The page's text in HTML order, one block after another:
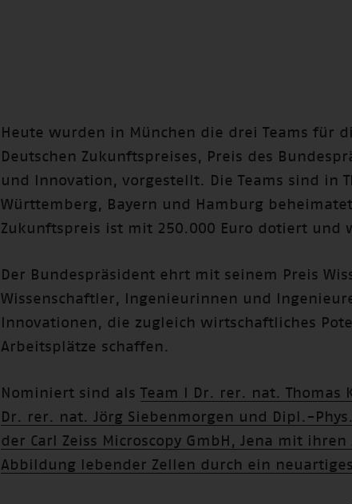
Heute wurden in München die drei Teams für
Deutschen Zukunftspreises, Preis des
und Innovation, vorgestellt. Die Teams sind in
Württemberg, Bayern und Hamburg
Zukunftspreis ist mit 250.000 Euro dotiert und
Der Bundespräsident ehrt mit seinem Preis
Wissenschaftler, Ingenieurinnen und
Innovationen, die zugleich wirtschaftliches
Arbeitsplätze schaffen.
Nominiert sind als Team I Dr. rer. nat. Thomas
Dr. rer. nat. Jörg Siebenmorgen und Dipl.-
der Carl Zeiss Microscopy GmbH, Jena mit
Abbildung lebender Zellen durch ein